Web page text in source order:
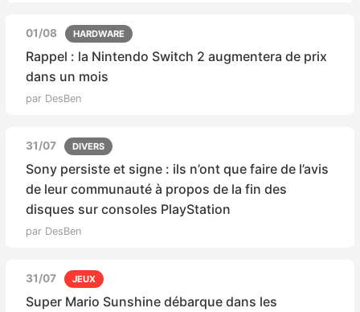
01/08 HARDWARE
Rappel : la Nintendo Switch 2 augmentera de prix
dans un mois
par DesBen
31/07 DIVERS
Sony persiste et signe : ils n’ont que faire de l’avis
de leur communauté à propos de la fin des
disques sur consoles PlayStation
par DesBen
31/07 JEUX
Super Mario Sunshine débarque dans les